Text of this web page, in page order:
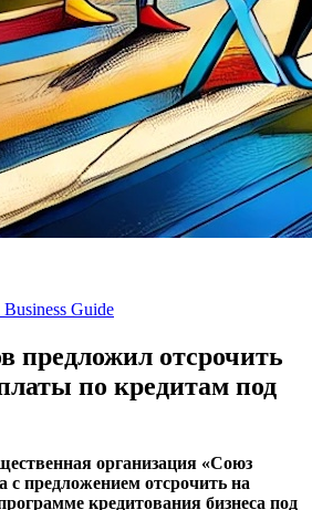
Guide
предложил отсрочить
по кредитам под
организация «Союз
с предложением отсрочить на
кредитования бизнеса под